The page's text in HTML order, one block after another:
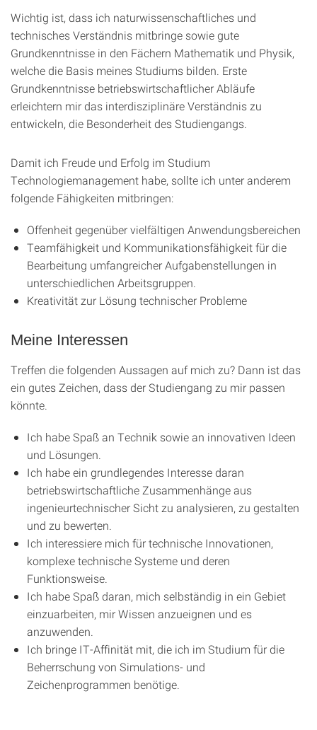
Wichtig ist, dass ich naturwissenschaftliches und
technisches Verständnis mitbringe sowie gute
Grundkenntnisse in den Fächern Mathematik und Physik,
welche die Basis meines Studiums bilden. Erste
Grundkenntnisse betriebswirtschaftlicher Abläufe
erleichtern mir das interdisziplinäre Verständnis zu
entwickeln, die Besonderheit des Studiengangs.
Damit ich Freude und Erfolg im Studium
Technologiemanagement habe, sollte ich unter anderem
folgende Fähigkeiten mitbringen:
Offenheit gegenüber vielfältigen Anwendungsbereichen
Teamfähigkeit und Kommunikationsfähigkeit für die
Bearbeitung umfangreicher Aufgabenstellungen in
unterschiedlichen Arbeitsgruppen.
Kreativität zur Lösung technischer Probleme
Meine Interessen
Treffen die folgenden Aussagen auf mich zu? Dann ist das
ein gutes Zeichen, dass der Studiengang zu mir passen
könnte.
Ich habe Spaß an Technik sowie an innovativen Ideen
und Lösungen.
Ich habe ein grundlegendes Interesse daran
betriebswirtschaftliche Zusammenhänge aus
ingenieurtechnischer Sicht zu analysieren, zu gestalten
und zu bewerten.
Ich interessiere mich für technische Innovationen,
komplexe technische Systeme und deren
Funktionsweise.
Ich habe Spaß daran, mich selbständig in ein Gebiet
einzuarbeiten, mir Wissen anzueignen und es
anzuwenden.
Ich bringe IT-Affinität mit, die ich im Studium für die
Beherrschung von Simulations- und
Zeichenprogrammen benötige.